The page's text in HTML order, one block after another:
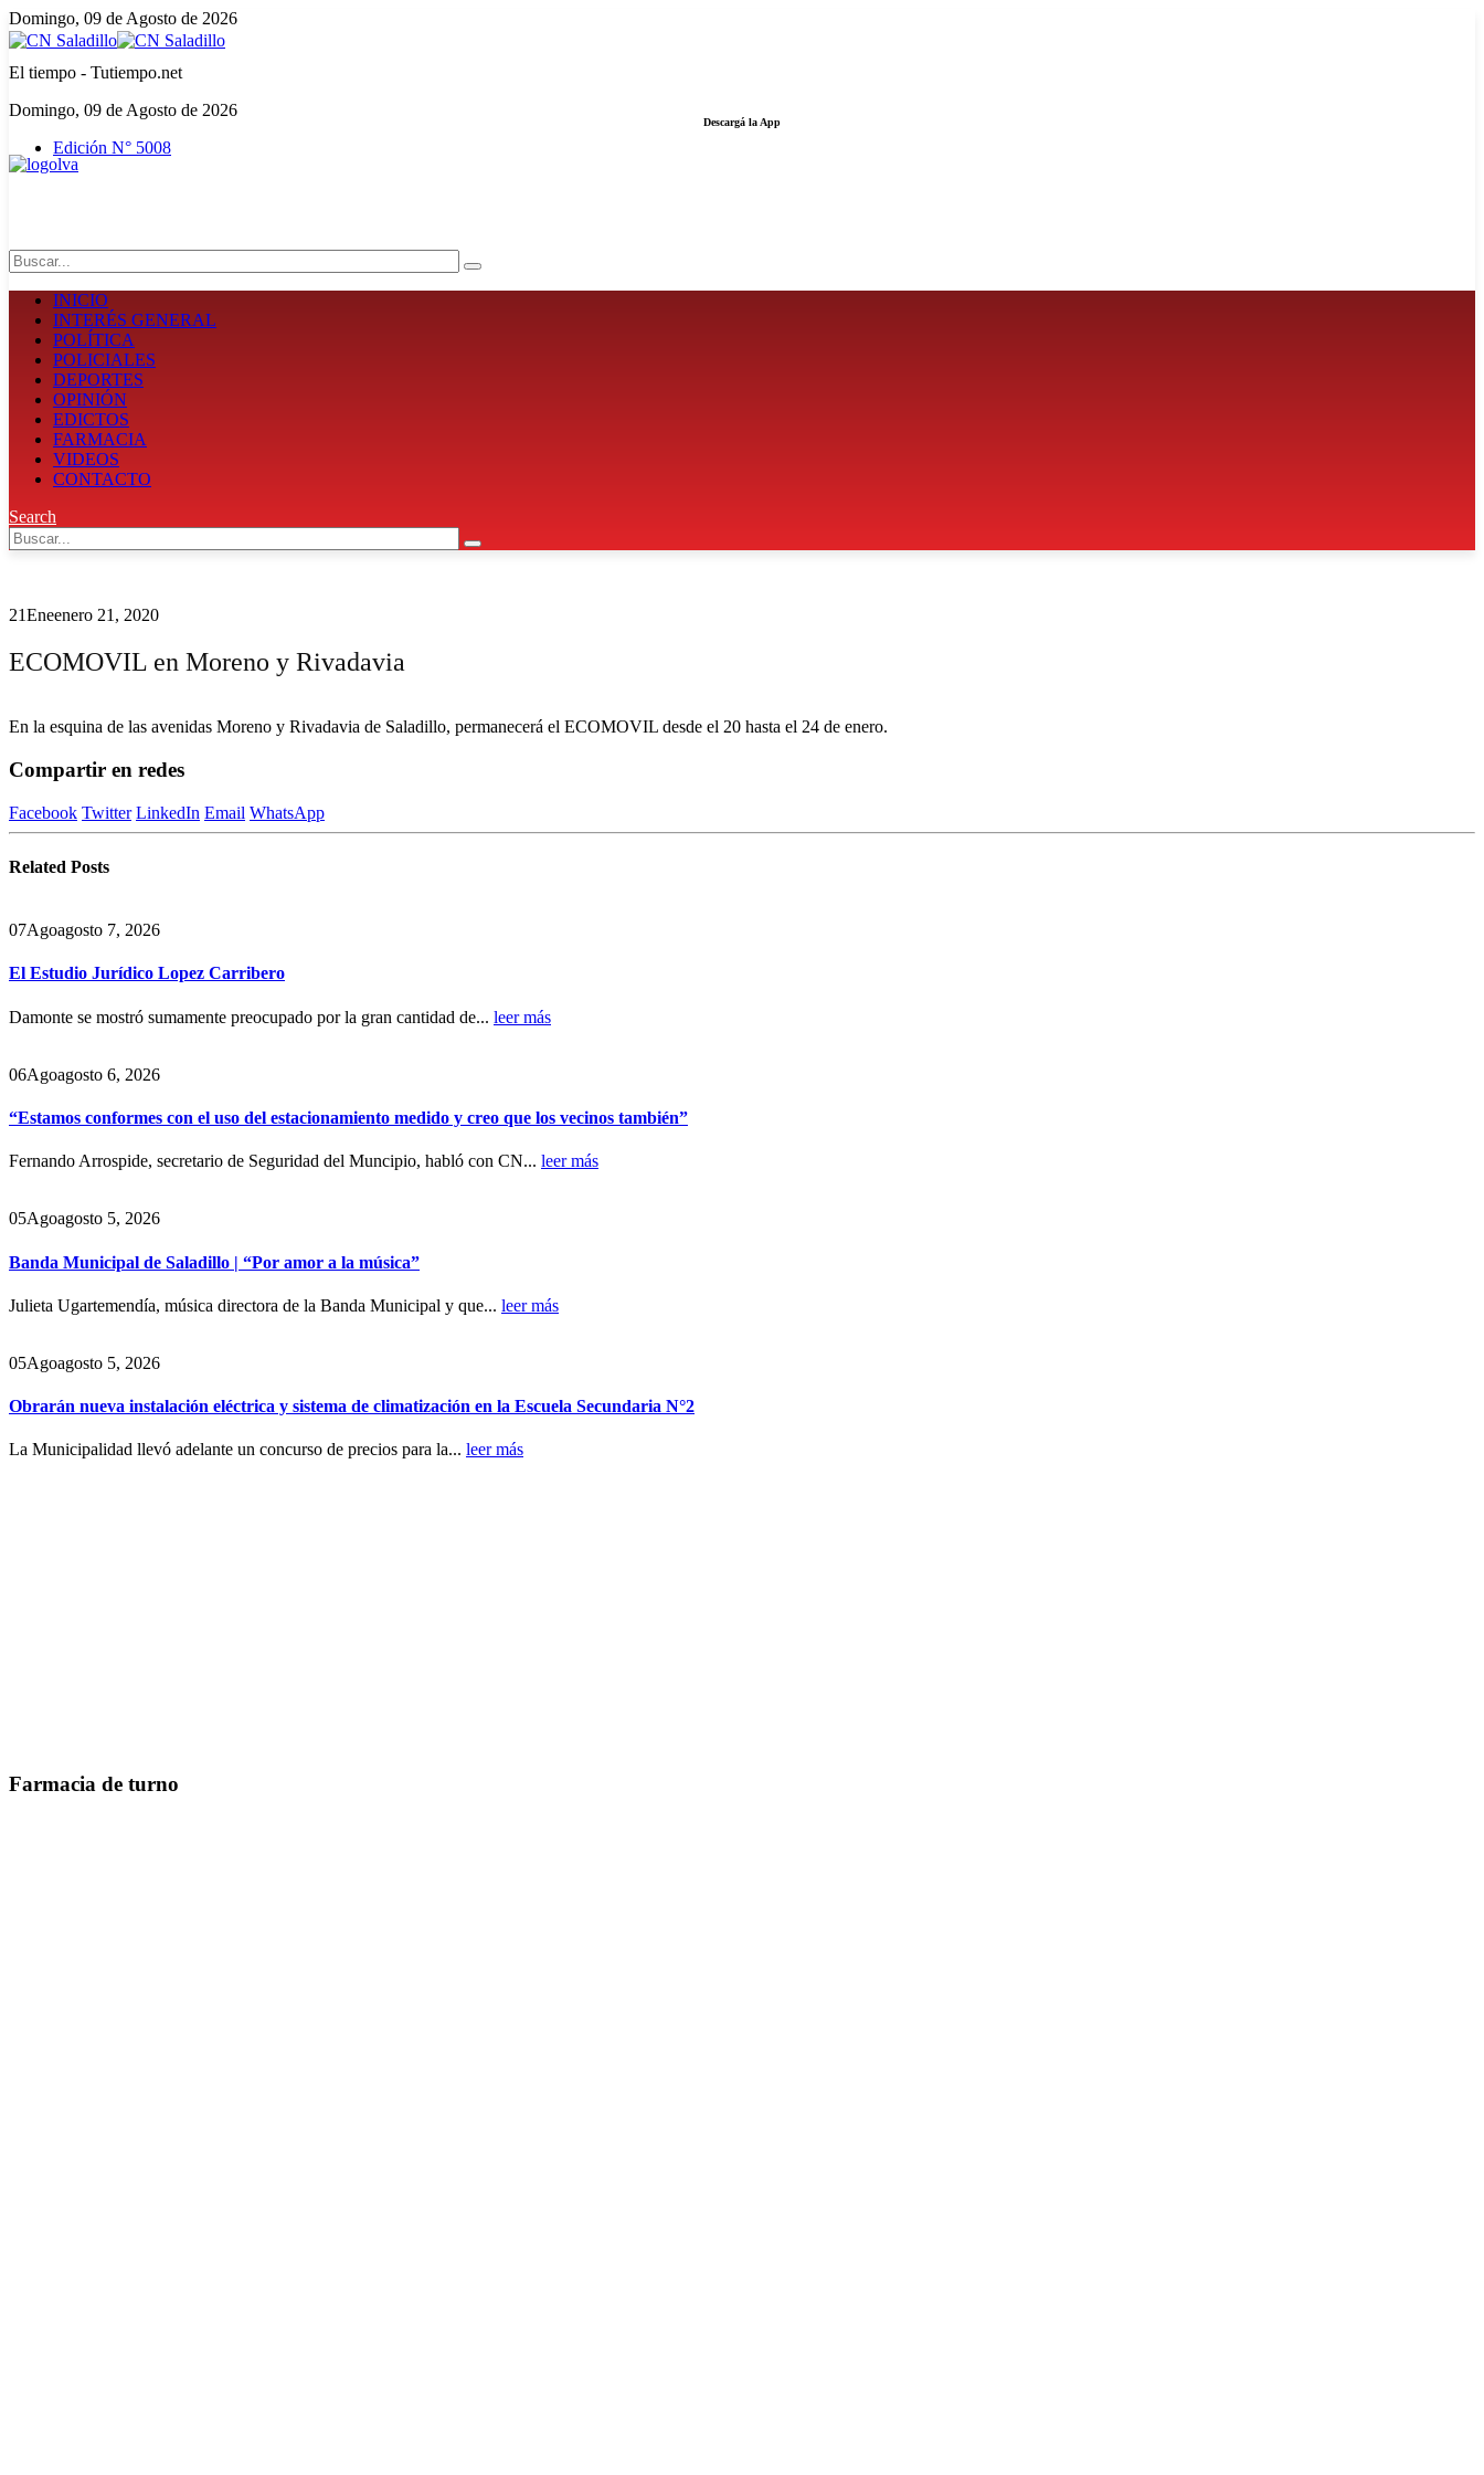
Domingo, 09 de Agosto de 2026
El tiempo - Tutiempo.net
Domingo, 09 de Agosto de 2026
Edición N° 5008
Descargá la App
INICIO
INTERÉS GENERAL
POLÍTICA
POLICIALES
DEPORTES
OPINIÓN
EDICTOS
FARMACIA
VIDEOS
CONTACTO
Search
21Eneenero 21, 2020
ECOMOVIL en Moreno y Rivadavia
En la esquina de las avenidas Moreno y Rivadavia de Saladillo, permanecerá el ECOMOVIL desde el 20 hasta el 24 de enero.
Compartir en redes
Facebook Twitter LinkedIn Email WhatsApp
Related Posts
07Agoagosto 7, 2026
El Estudio Jurídico Lopez Carribero
Damonte se mostró sumamente preocupado por la gran cantidad de... leer más
06Agoagosto 6, 2026
“Estamos conformes con el uso del estacionamiento medido y creo que los vecinos también”
Fernando Arrospide, secretario de Seguridad del Muncipio, habló con CN... leer más
05Agoagosto 5, 2026
Banda Municipal de Saladillo | “Por amor a la música”
Julieta Ugartemendía, música directora de la Banda Municipal y que... leer más
05Agoagosto 5, 2026
Obrarán nueva instalación eléctrica y sistema de climatización en la Escuela Secundaria N°2
La Municipalidad llevó adelante un concurso de precios para la... leer más
Farmacia de turno